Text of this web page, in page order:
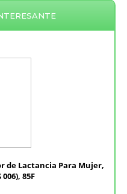
de Lactancia Para Mujer,
85F